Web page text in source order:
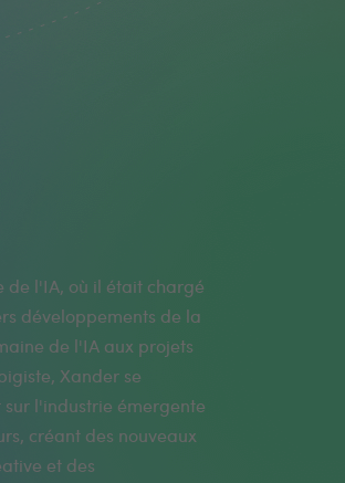
de l'IA, où il était chargé
développements de la
de l'IA aux projets
Xander se
l'industrie émergente
créant des nouveaux
et des